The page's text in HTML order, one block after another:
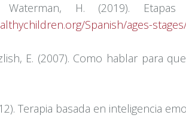
H. (2019).
Spanish/ages-
E. (2007). Como hablar para
Terapia basada en inteligencia